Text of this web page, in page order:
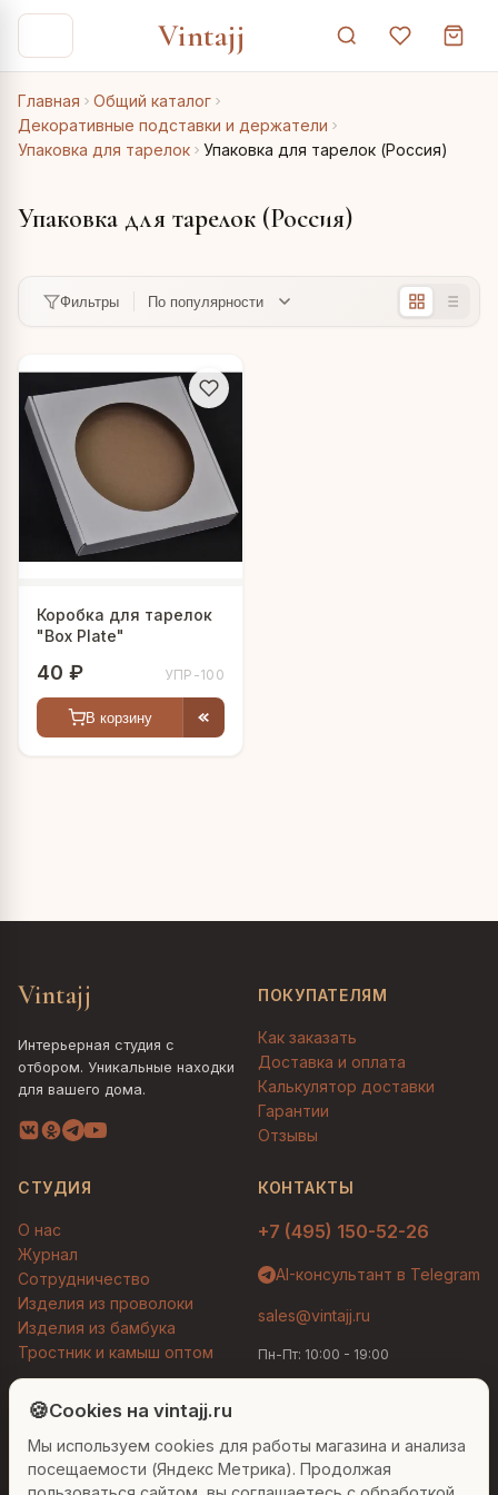
Vintajj
Главная
Общий каталог
Декоративные подставки и держатели
Упаковка для тарелок
Упаковка для тарелок (Россия)
Упаковка для тарелок (Россия)
Фильтры
Коробка для тарелок
"Box Plate"
40 ₽ УПР-100
В корзину
Vintajj
Интерьерная студия с
отбором. Уникальные находки
для вашего дома.
ПОКУПАТЕЛЯМ
Как заказать
Доставка и оплата
Калькулятор доставки
Гарантии
Отзывы
СТУДИЯ
О нас
Журнал
Сотрудничество
Изделия из проволоки
Изделия из бамбука
Тростник и камыш оптом
КОНТАКТЫ
+7 (495) 150-52-26
AI-консультант в Telegram
sales@vintajj.ru
Пн-Пт: 10:00 - 19:00
© 2026 Vintajj. Все права защищены.
Договор оферты
Политика конфиденциальности
Согласие на обработку ПДн
Настройки cookies
🍪Cookies на vintajj.ru
Мы используем cookies для работы магазина и анализа
посещаемости (Яндекс Метрика). Продолжая
Людмила
Привет! Я Людмила, ваш персональный
консультант по декору. Чем могу помочь?